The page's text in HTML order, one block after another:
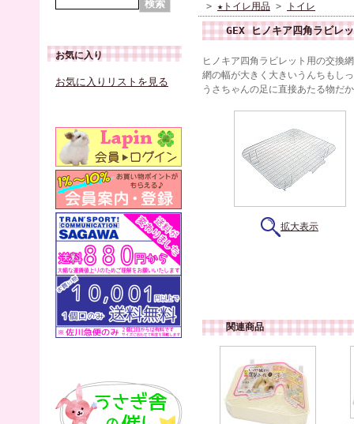
お気に入り
お気に入りリストを見る
> ★トイレ用品 > トイレ
GEX ヒノキア四角ラビレ
ヒノキア四角ラビレット用の交換
網の幅が大きく大きいうんちもし
うさちゃんの足に直接あたる物だ
拡大表示
関連商品